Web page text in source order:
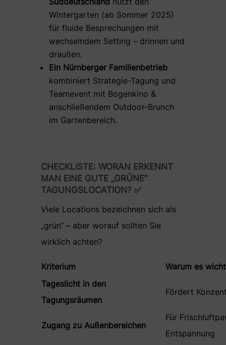
Wintergarten (ab Sommer 2025)
für fluide Besprechungen mit
wechselndem Setting – drinnen und
draußen.
Ein Nürnberger Familienbetrieb
kombiniert Strategie-Tagung und
Teamevent mit Bogenkino &
anschließendem Outdoor-Brunch
im Gartenbereich.
CHECKLISTE: WORAN ERKENNT
MAN EINE GUTE „GRÜNE“
TAGUNGSLOCATION? ✅
Viele Locations bezeichnen sich als
„grün“ – aber worauf sollten Sie
wirklich achten?
Kriterium
Warum es
Tageslicht in den
Tagungsräumen
Fördert
Zugang zu Außenbereichen
Für
Entspannung